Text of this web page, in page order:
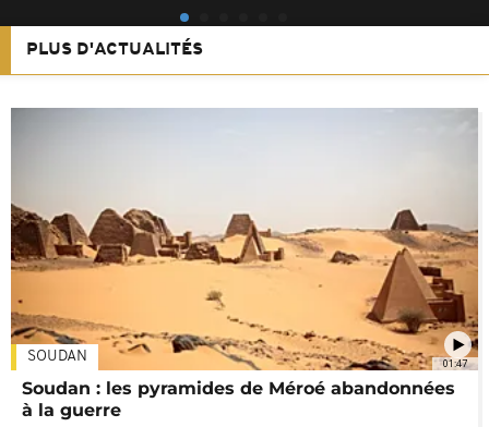
PLUS D'ACTUALITÉS
01:47
SOUDAN
Soudan : les pyramides de Méroé abandonnées
à la guerre